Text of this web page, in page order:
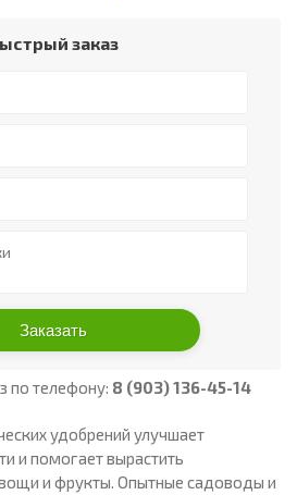
заказ
по телефону: 8 (903) 136-45-14
удобрений улучшает
и помогает вырастить
и фрукты. Опытные садоводы и